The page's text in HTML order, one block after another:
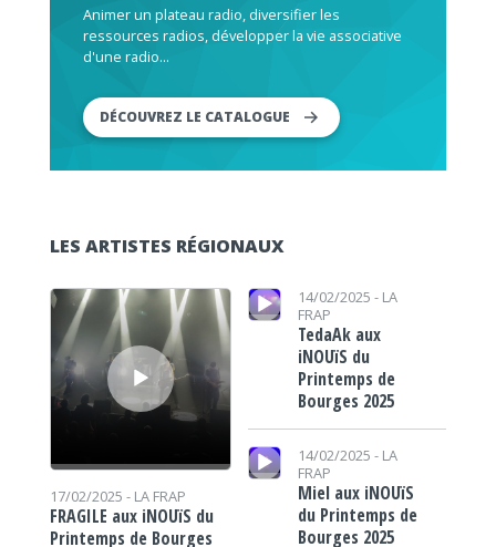
Animer un plateau radio, diversifier les
ressources radios, développer la vie associative
d'une radio...
DÉCOUVREZ LE CATALOGUE
LES ARTISTES RÉGIONAUX
Lecteur audio
17/02/2025 - LA FRAP
FRAGILE aux iNOUïS du
Printemps de Bourges
Lecteur audio 14/02/2025 - LA
FRAP
TedaAk aux
iNOUïS du
Printemps de
Bourges 2025
Lecteur audio
14/02/2025 - LA
FRAP
Miel aux iNOUïS
du Printemps de
Bourges 2025